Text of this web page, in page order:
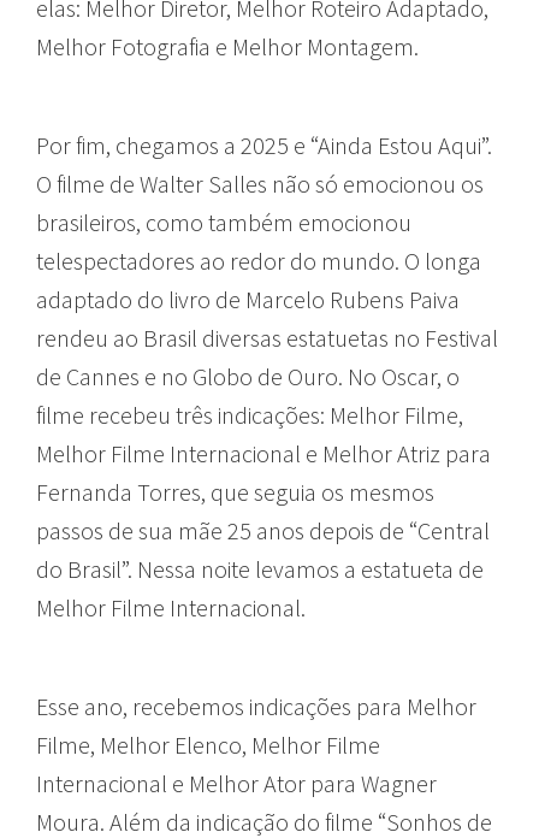
elas: Melhor Diretor, Melhor Roteiro Adaptado,
Melhor Fotografia e Melhor Montagem.
Por fim, chegamos a 2025 e “Ainda Estou Aqui”.
O filme de Walter Salles não só emocionou os
brasileiros, como também emocionou
telespectadores ao redor do mundo. O longa
adaptado do livro de Marcelo Rubens Paiva
rendeu ao Brasil diversas estatuetas no Festival
de Cannes e no Globo de Ouro. No Oscar, o
filme recebeu três indicações: Melhor Filme,
Melhor Filme Internacional e Melhor Atriz para
Fernanda Torres, que seguia os mesmos
passos de sua mãe 25 anos depois de “Central
do Brasil”. Nessa noite levamos a estatueta de
Melhor Filme Internacional.
Esse ano, recebemos indicações para Melhor
Filme, Melhor Elenco, Melhor Filme
Internacional e Melhor Ator para Wagner
Moura. Além da indicação do filme “Sonhos de